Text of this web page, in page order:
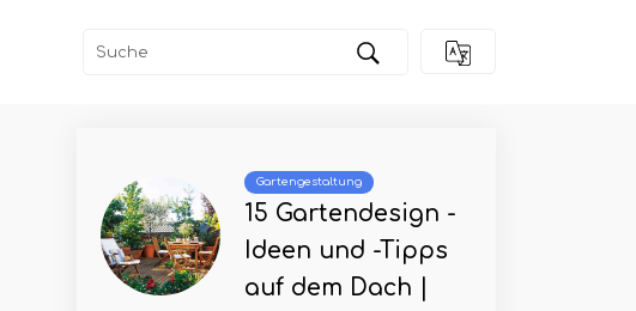
Gartengestaltung
15 Gartendesign -
Ideen und -Tipps
auf dem Dach |